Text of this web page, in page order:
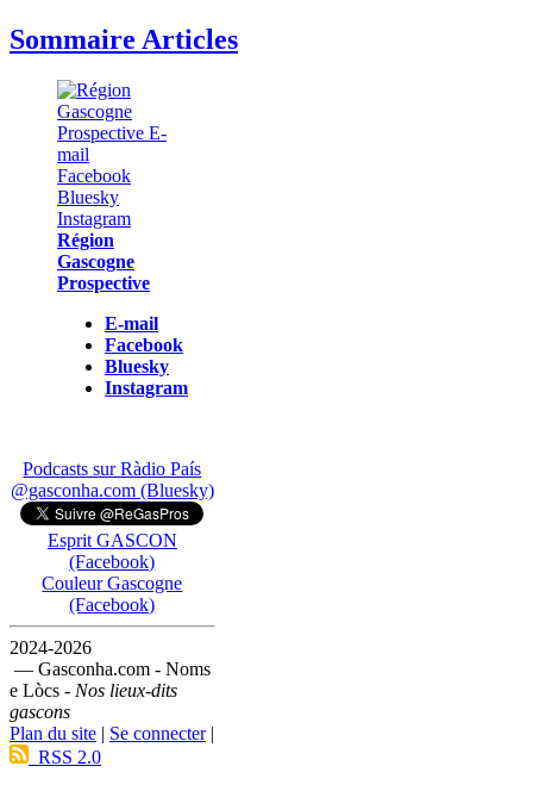
Sommaire Articles
Région
Gascogne
Prospective
E-mail
Facebook
Bluesky
Instagram
Podcasts sur Ràdio País
@gasconha.com (Bluesky)
Esprit GASCON
(Facebook)
Couleur Gascogne
(Facebook)
2024-2026
— Gasconha.com - Noms
e Lòcs - Nos lieux-dits
gascons
Plan du site | Se connecter|
RSS 2.0